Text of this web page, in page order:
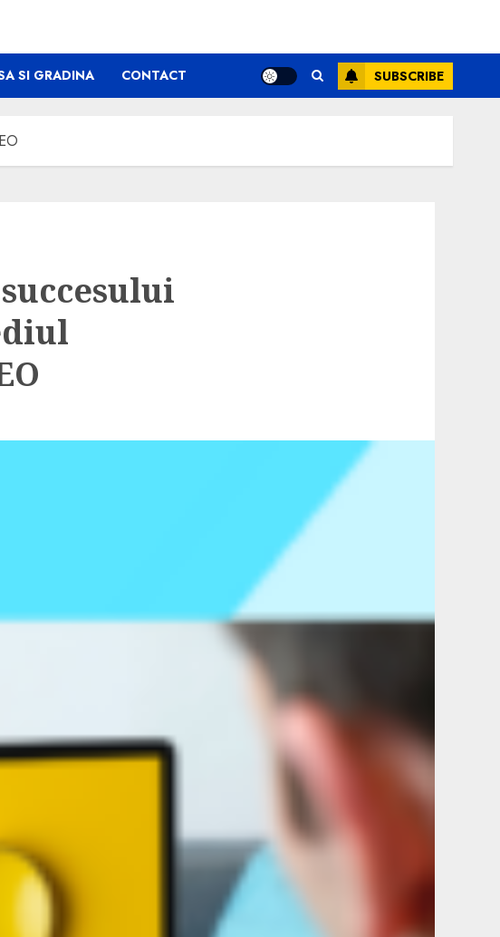
SI GRADINA CONTACT SUBSCRIBE